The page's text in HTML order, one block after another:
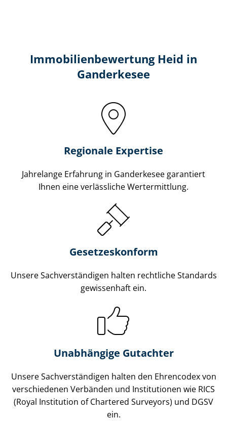
Immobilien­bewertung Heid in
Ganderkesee
Regionale Expertise
Jahrelange Erfahrung in Ganderkesee garantiert
Ihnen eine verlässliche Wertermittlung.
Gesetzes­konform
Unsere Sach­ver­stän­di­gen halten rechtliche Standards
gewissenhaft ein.
Unabhängige Gutachter
Unsere Sach­ver­stän­di­gen halten den Ehrencodex von
verschiedenen Verbänden und Institutionen wie RICS
(Royal Institution of Chartered Surveyors) und DGSV
ein.